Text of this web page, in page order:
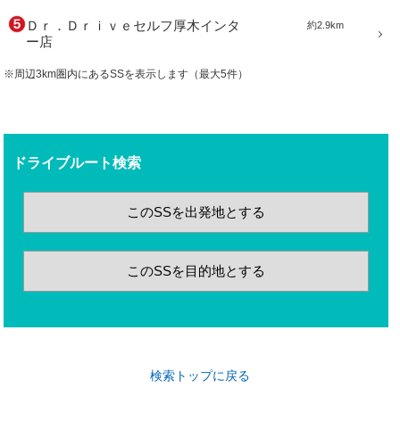
約2.9km
Ｄｒ．Ｄｒｉｖｅセルフ厚木インタ
ー店
※周辺3km圏内にあるSSを表示します（最大5件）
ドライブルート検索
このSSを出発地とする
このSSを目的地とする
検索トップに戻る